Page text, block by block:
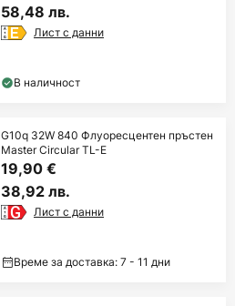
58,48 лв.
Лист с данни
В наличност
G10q 32W 840 Флуоресцентен пръстен
Master Circular TL-E
19,90 €
38,92 лв.
Лист с данни
Време за доставка: 7 - 11 дни